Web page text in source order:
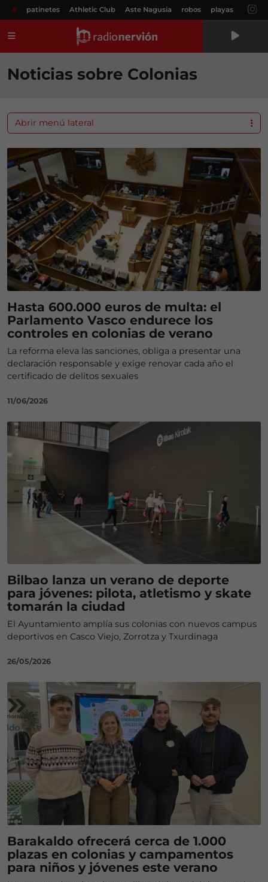
# patinetes Athletic Club Aste Nagusia robos playas
Noticias sobre Colonias
Hasta 600.000 euros de multa: el
Parlamento Vasco endurece los
controles en colonias de verano
La reforma eleva las sanciones, obliga a presentar una
declaración responsable y exige renovar cada año el
certificado de delitos sexuales
11/06/2026
Bilbao lanza un verano de deporte
para jóvenes: pilota, atletismo y skate
tomarán la ciudad
El Ayuntamiento amplía sus colonias con nuevos campus
deportivos en Casco Viejo, Zorrotza y Txurdinaga
26/05/2026
Barakaldo ofrecerá cerca de 1.000
plazas en colonias y campamentos
para niños y jóvenes este verano
Abrir menú lateral